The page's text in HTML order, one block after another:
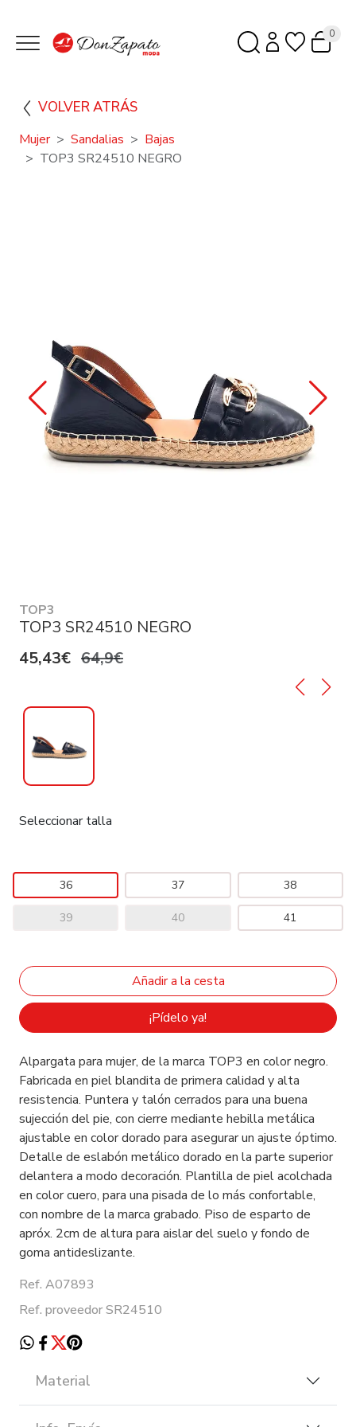
0
VOLVER ATRÁS
Mujer Sandalias
Bajas
TOP3 SR24510 NEGRO
TOP3
TOP3 SR24510 NEGRO
45,43€ 64,9€
Seleccionar talla
36 37 38
39 40 41
¡Pídelo ya!
Alpargata para mujer, de la marca TOP3 en color negro.
Fabricada en piel blandita de primera calidad y alta
resistencia. Puntera y talón cerrados para una buena
sujección del pie, con cierre mediante hebilla metálica
ajustable en color dorado para asegurar un ajuste óptimo.
Detalle de eslabón metálico dorado en la parte superior
delantera a modo decoración. Plantilla de piel acolchada
en color cuero, para una pisada de lo más confortable,
con nombre de la marca grabado. Piso de esparto de
apróx. 2cm de altura para aislar del suelo y fondo de
goma antideslizante.
Ref. A07893
Ref. proveedor SR24510
Material